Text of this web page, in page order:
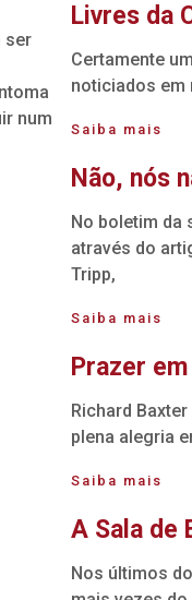
ser
num
Livres da
Certamente
noticiados em
Saiba mais
Não, nós
No boletim da
através do
Tripp,
Saiba mais
Prazer
Richard
plena alegria
Saiba mais
A Sala de
Nos últimos